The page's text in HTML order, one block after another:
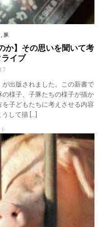
豚
か】その思いを聞いて考
イブ
出版されました。この新書で
様子、子豚たちの様子が描か
子どもたちに考えさせる内容
して描 […]